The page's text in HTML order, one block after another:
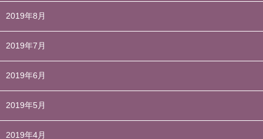
2019年8月
2019年7月
2019年6月
2019年5月
2019年4月